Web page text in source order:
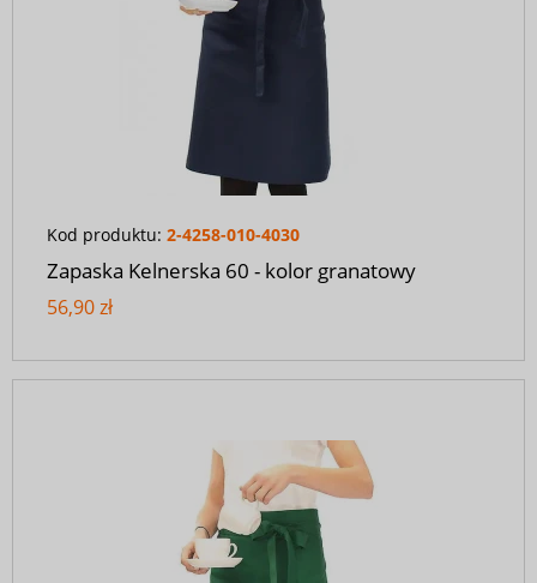
Kod produktu: 2-4258-010-4030
Zapaska Kelnerska 60 - kolor granatowy
56,90 zł